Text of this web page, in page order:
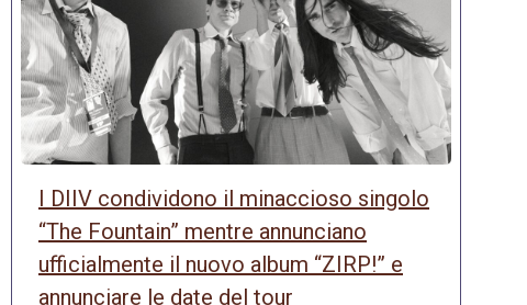
I DIIV condividono il minaccioso singolo
“The Fountain” mentre annunciano
ufficialmente il nuovo album “ZIRP!” e
annunciare le date del tour